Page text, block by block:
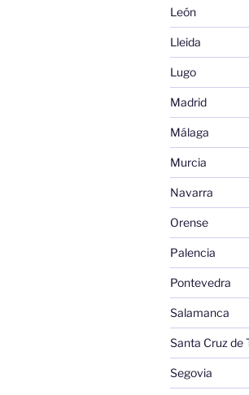
León
Lleida
Lugo
Madrid
Málaga
Murcia
Navarra
Orense
Palencia
Pontevedra
Salamanca
Santa Cruz de
Segovia